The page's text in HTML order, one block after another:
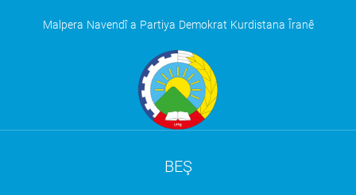
Malpera Navendî a Partiya Demokrat Kurdistana Îranê
BEŞ